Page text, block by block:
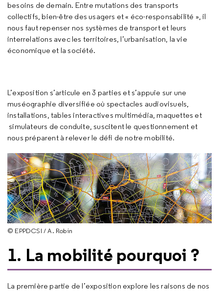
besoins de demain. Entre mutations des transports
collectifs, bien-être des usagers et « éco-responsabilité », il
nous faut repenser nos systèmes de transport et leurs
interrelations avec les territoires, l’urbanisation, la vie
économique et la société.
L’exposition s’articule en 3 parties et s’appuie sur une
muséographie diversifiée où spectacles audiovisuels,
installations, tables interactives multimédia, maquettes et
simulateurs de conduite, suscitent le questionnement et
nous préparent à relever le défi de notre mobilité.
© EPPDCSI / A. Robin
1. La mobilité pourquoi ?
La première partie de l’exposition explore les raisons de nos